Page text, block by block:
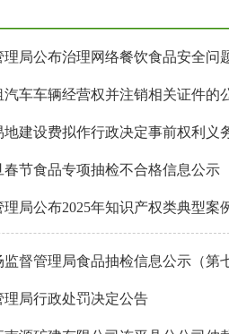
局公布治理网络餐饮食品安全问
汽车车辆经营权并注销相关证件的
建设费拟作行政决定事前权利义
春节食品专项抽检不合格信息公示
局公布2025年知识产权类典型案
督管理局食品抽检信息公示（第
局行政处罚决定公告